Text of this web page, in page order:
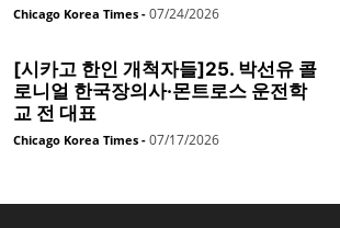
Chicago Korea Times - 07/24/2026
[시카고 한인 개척자들]25. 박선유 콜
로니얼 한국장의사·몬트로스 운전학
교 전 대표
Chicago Korea Times - 07/17/2026